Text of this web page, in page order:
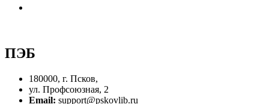
ПЭБ
180000, г. Псков,
ул. Профсоюзная, 2
Email: support@pskovlib.ru